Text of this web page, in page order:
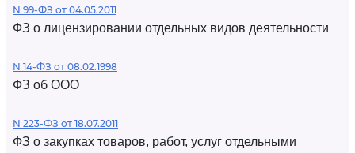
N 99-ФЗ от 04.05.2011
ФЗ о лицензировании отдельных видов деятельности
N 14-ФЗ от 08.02.1998
ФЗ об ООО
N 223-ФЗ от 18.07.2011
ФЗ о закупках товаров, работ, услуг отдельными